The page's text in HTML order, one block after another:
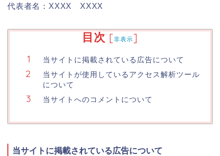
代表者名：XXXX XXXX
目次 [非表示]
当サイトに掲載されている広告について
当サイトが使用しているアクセス解析ツール
について
当サイトへのコメントについて
当サイトに掲載されている広告について